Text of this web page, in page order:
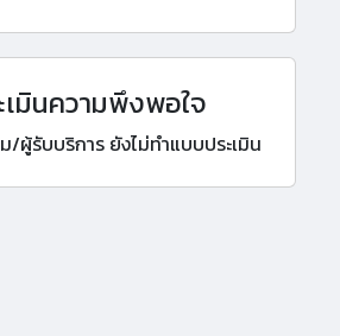
เมินความพึงพอใจ
/ผู้รับบริการ ยังไม่ทำแบบประเมิน